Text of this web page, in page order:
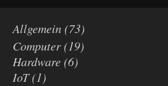
Allgemein(73)
Computer(19)
Hardware(6)
IoT(1)